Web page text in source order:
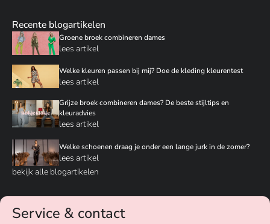
Recente blogartikelen
Groene broek combineren dames
lees artikel
Welke kleuren passen bij mij? Doe de kleding kleurentest
lees artikel
Grijze broek combineren dames? De beste stijltips en
kleuradvies
lees artikel
Welke schoenen draag je onder een lange jurk in de zomer?
lees artikel
bekijk alle blogartikelen
Service & contact